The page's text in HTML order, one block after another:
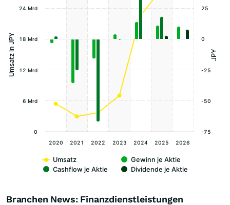
Umsatz in JPY JPY
Umsatz
Gewinn je Aktie
Cashflow je Aktie
Dividende je Aktie
2020 2021 2022 2023 2024 2025 2026
0
6 Mrd
12 Mrd
18 Mrd
24 Mrd
-75
-50
-25
0
25
Branchen News: Finanzdienstleistungen